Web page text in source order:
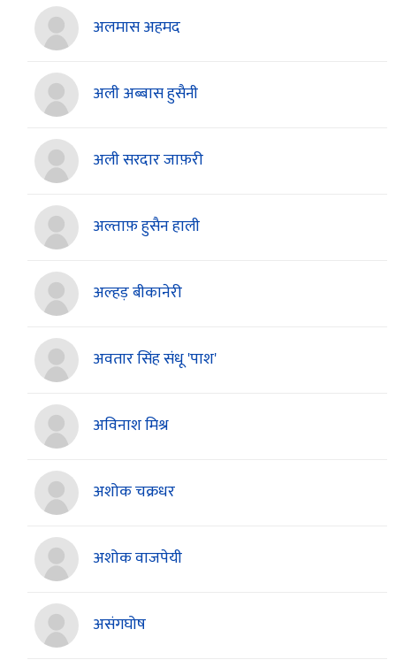
अलमास अहमद
अली अब्बास हुसैनी
अली सरदार जाफ़री
अल्ताफ़ हुसैन हाली
अल्हड़ बीकानेरी
अवतार सिंह संधू 'पाश'
अविनाश मिश्र
अशोक चक्रधर
अशोक वाजपेयी
असंगघोष